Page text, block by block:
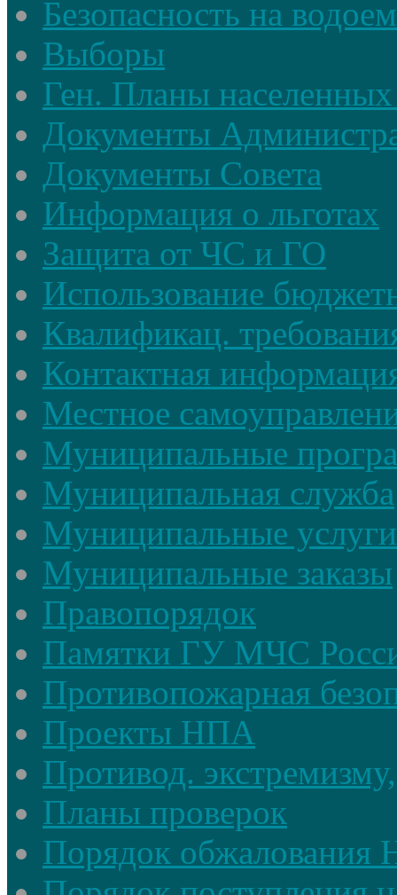
Безопасность на
Выборы
Ген. Планы
Документы
Документы Совета
Информация о льготах
Защита от ЧС и ГО
Использование
Квалификац.
Контактная
Местное
Муниципальные
Муниципальная служба
Муниципальные услуги
Муниципальные заказы
Правопорядок
Памятки ГУ МЧС
Противопожарная
Проекты НПА
Противод.
Планы проверок
Порядок